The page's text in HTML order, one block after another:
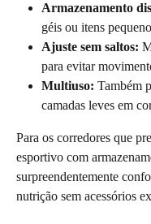
Armazenamento
géis ou itens
Ajuste sem saltos:
para evitar
Multiuso: Também
camadas leves em
Para os corredores que
esportivo com
surpreendentemente
nutrição sem acessórios